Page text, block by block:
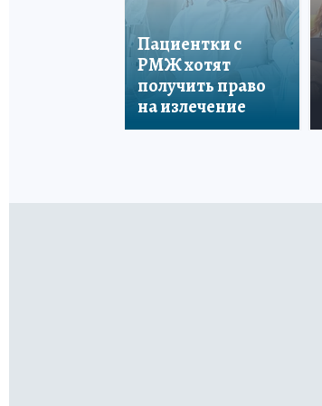
Пациентки с
РМЖ хотят
получить право
на излечение